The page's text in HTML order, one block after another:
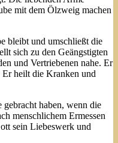
mit dem Ölzweig machen
bleibt und umschließt die
sich zu den Geängstigten
und Vertriebenen nahe. Er
heilt die Kranken und
haben, wenn die
menschlichem Ermessen
sein Liebeswerk und